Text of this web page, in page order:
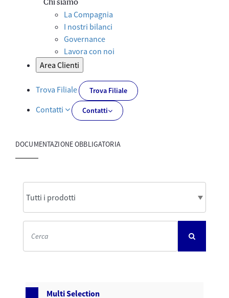
Chi siamo
La Compagnia
I nostri bilanci
Governance
Lavora con noi
Area Clienti
Trova Filiale Trova Filiale
Contatti Contatti
DOCUMENTAZIONE OBBLIGATORIA
Multi Selection